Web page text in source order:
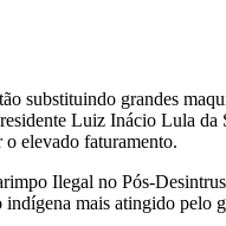
substituindo grandes
Luiz Inácio Lula da
o elevado faturamento.
Ilegal no Pós-
mais atingido pelo